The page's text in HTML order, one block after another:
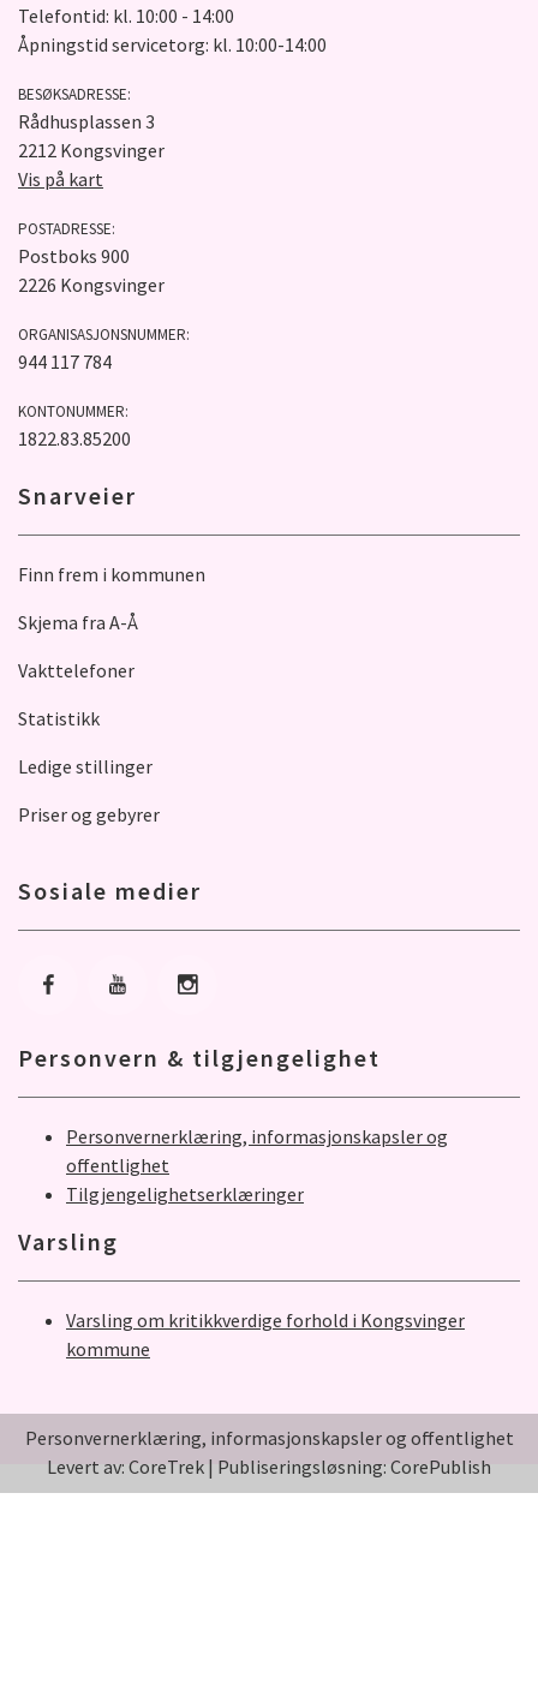
Telefontid: kl. 10:00 - 14:00
Åpningstid servicetorg: kl. 10:00-14:00
BESØKSADRESSE:
Rådhusplassen 3
2212 Kongsvinger
Vis på kart
POSTADRESSE:
Postboks 900
2226 Kongsvinger
ORGANISASJONSNUMMER:
944 117 784
KONTONUMMER:
1822.83.85200
Snarveier
Finn frem i kommunen
Skjema fra A-Å
Vakttelefoner
Statistikk
Ledige stillinger
Priser og gebyrer
Sosiale medier
Gå til Facebook
Gå til YoutubeGå til Instagram
Personvern & tilgjengelighet
Personvernerklæring, informasjonskapsler og
offentlighet
Tilgjengelighetserklæringer
Varsling
Varsling om kritikkverdige forhold i Kongsvinger
kommune
Personvernerklæring, informasjonskapsler og offentlighet
Levert av: CoreTrek | Publiseringsløsning: CorePublish